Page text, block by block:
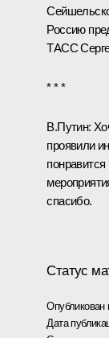
Россию
ТАСС
* * *
В.Путин:
проявили
спасибо.
Статус
Опубликован
Дата